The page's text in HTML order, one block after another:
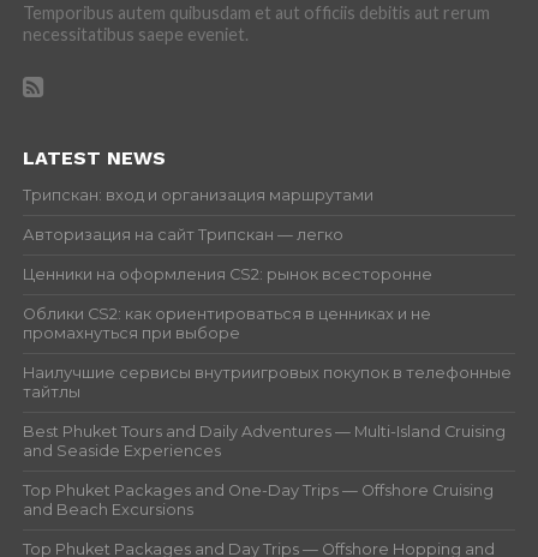
Temporibus autem quibusdam et aut officiis debitis aut rerum
necessitatibus saepe eveniet.
LATEST NEWS
Трипскан: вход и организация маршрутами
Авторизация на сайт Трипскан — легко
Ценники на оформления CS2: рынок всесторонне
Облики CS2: как ориентироваться в ценниках и не
промахнуться при выборе
Наилучшие сервисы внутриигровых покупок в телефонные
тайтлы
Best Phuket Tours and Daily Adventures — Multi-Island Cruising
and Seaside Experiences
Top Phuket Packages and One-Day Trips — Offshore Cruising
and Beach Excursions
Top Phuket Packages and Day Trips — Offshore Hopping and